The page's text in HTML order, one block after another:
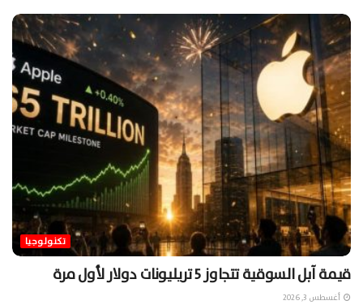
تكنولوجيا
قيمة آبل السوقية تتجاوز 5 تريليونات دولار لأول مرة
أغسطس 3, 2026